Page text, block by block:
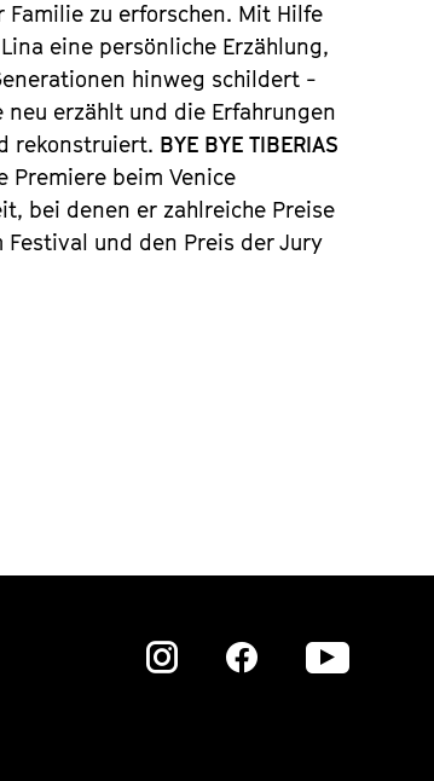
zu erforschen. Mit Hilfe
eine persönliche Erzählung,
hinweg schildert -
erzählt und die Erfahrungen
rekonstruiert. BYE BYE TIBERIAS
Premiere beim Venice
bei denen er zahlreiche Preise
und den Preis der Jury
Zu
Zu
Zu